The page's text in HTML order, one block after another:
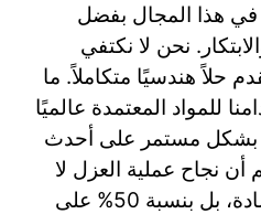
في هذا المجال بفضل
نحن لا نكتفي
حلاً هندسيًا متكاملاً. ما
للمواد المعتمدة عالميًا
بشكل مستمر على أحدث
أن نجاح عملية العزل لا
يعتمد فقط على جودة المادة، بل بنسبة 50% على